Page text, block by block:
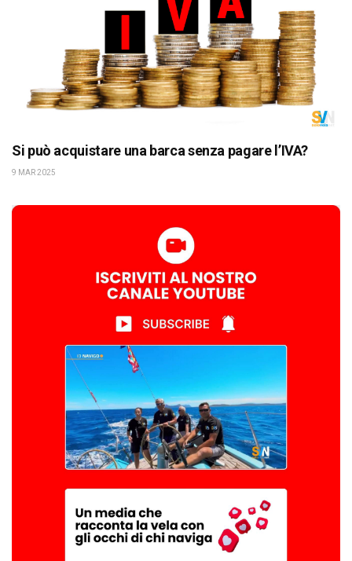
Si può acquistare una barca senza pagare l’IVA?
9 MAR 2025